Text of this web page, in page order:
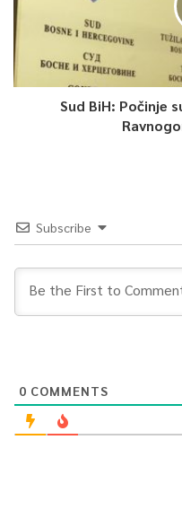
Sud BiH: Počinje
Subscribe
0 COMMENTS